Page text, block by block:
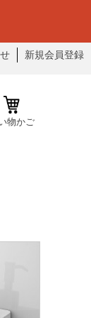
新規会員登録
物かご